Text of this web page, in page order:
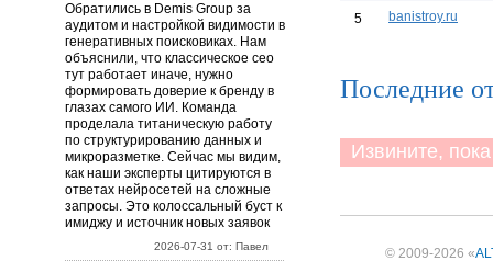
Обратились в Demis Group за
аудитом и настройкой видимости в
генеративных поисковиках. Нам
объяснили, что классическое сео
тут работает иначе, нужно
формировать доверие к бренду в
глазах самого ИИ. Команда
проделала титаническую работу
по структурированию данных и
микроразметке. Сейчас мы видим,
как наши эксперты цитируются в
ответах нейросетей на сложные
запросы. Это колоссальный буст к
имиджу и источник новых заявок
2026-07-31 от: Павел
5 banistroy.ru
Последние
Извините,
© 2009-2026 «